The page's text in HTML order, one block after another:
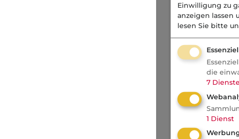
Einwilligung zu
anzeigen lassen
lesen Sie bitte
die
7 Dienste
1 Dienst